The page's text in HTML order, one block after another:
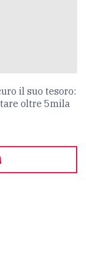
il suo tesoro:
oltre 5mila